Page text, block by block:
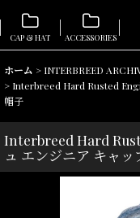
CAP & HAT ACCESSORIES
ホーム > INTERBREED
> Interbreed Hard Rusted
帽子
Interbreed Hard
ュ エンジニア キャッ